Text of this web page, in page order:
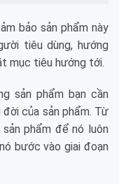
bảo sản phẩm này
tiêu dùng, hướng
mục tiêu hướng tới.
sản phẩm bạn cần
của sản phẩm. Từ
phẩm để nó luôn
bước vào giai đoạn